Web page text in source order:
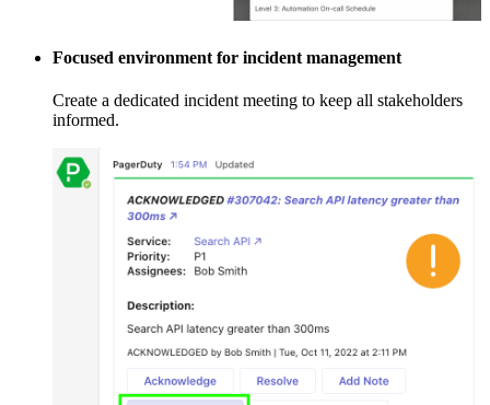
Focused environment for incident management
Create a dedicated incident meeting to keep all stakeholders
informed.